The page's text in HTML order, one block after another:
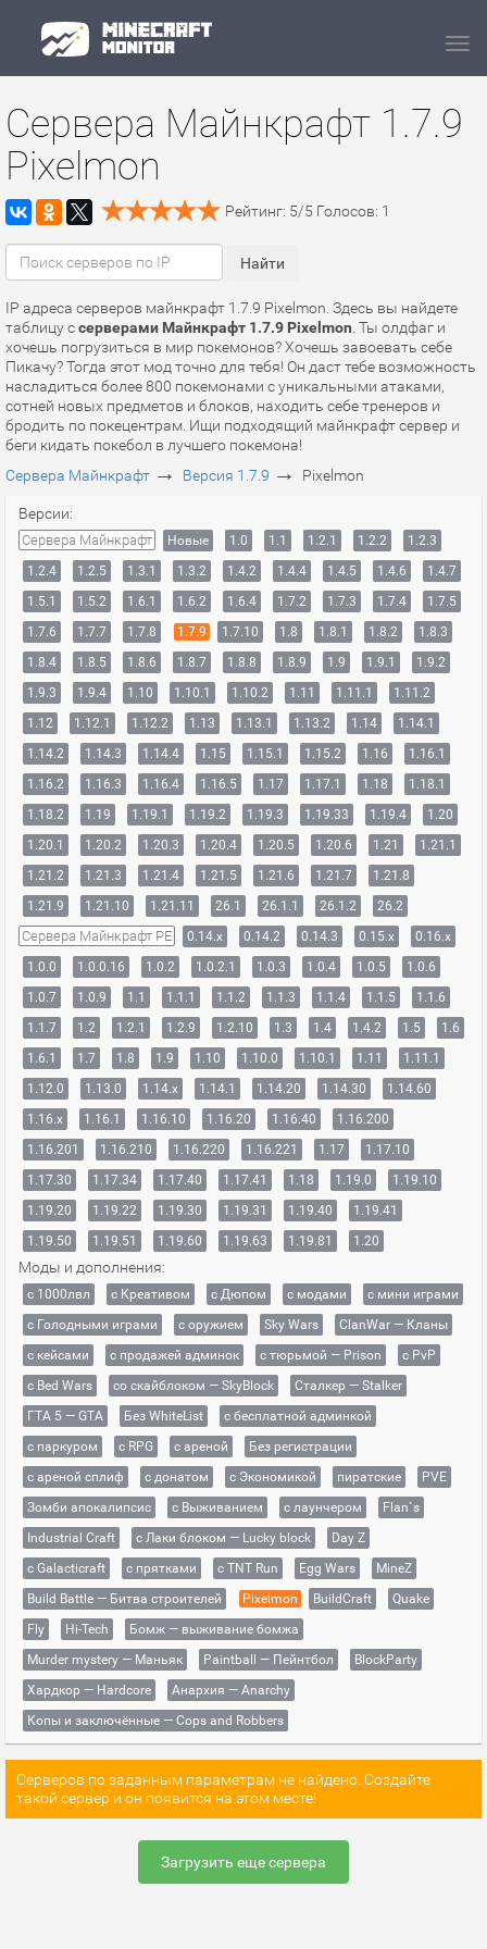
Сервера Майнкрафт 1.7.9
Pixelmon
Рейтинг: 5/5 Голосов: 1
IP адреса серверов майнкрафт 1.7.9 Pixelmon. Здесь вы найдете
таблицу ссерверами Майнкрафт 1.7.9 Pixelmon . Ты олдфаг и
хочешь погрузиться в мир покемонов? Хочешь завоевать себе
Пикачу? Тогда этот мод точно для тебя! Он даст тебе возможность
насладиться более 800 покемонами с уникальными атаками,
сотней новых предметов и блоков, находить себе тренеров и
бродить по покецентрам. Ищи подходящий майнкрафт сервер и
беги кидать покебол в лучшего покемона!
Сервера Майнкрафт → Версия 1.7.9 → Pixelmon
Версии:
Сервера Майнкрафт Новые 1.0 1.1 1.2.1 1.2.2
1.2.3
1.2.4
1.2.5 1.3.1 1.3.2 1.4.2 1.4.4 1.4.5 1.4.6
1.4.7
1.5.1
1.5.2 1.6.1 1.6.2 1.6.4 1.7.2 1.7.3 1.7.4
1.7.5
1.7.6
1.7.7 1.7.8 1.7.9 1.7.10 1.8 1.8.1 1.8.2
1.8.3
1.8.4
1.8.5 1.8.6 1.8.7 1.8.8 1.8.9 1.9 1.9.1
1.9.2
1.9.3
1.9.4 1.10 1.10.1 1.10.2 1.11 1.11.1
1.11.2
1.12
1.12.1 1.12.2 1.13 1.13.1 1.13.2 1.14
1.14.1
1.14.2
1.14.3 1.14.4 1.15 1.15.1 1.15.2 1.16
1.16.1
1.16.2
1.16.3 1.16.4 1.16.5 1.17 1.17.1 1.18
1.18.1
1.18.2
1.19 1.19.1 1.19.2 1.19.3 1.19.33 1.19.4
1.20
1.20.1
1.20.2 1.20.3 1.20.4 1.20.5 1.20.6 1.21
1.21.1
1.21.2
1.21.3 1.21.4 1.21.5 1.21.6 1.21.7
1.21.8
1.21.9
1.21.10 1.21.11 26.1 26.1.1 26.1.2 26.2
Сервера Майнкрафт PE 0.14.x 0.14.2 0.14.3 0.15.x
0.16.x
1.0.0
1.0.0.16 1.0.2 1.0.2.1 1.0.3 1.0.4 1.0.5
1.0.6
1.0.7
1.0.9 1.1 1.1.1 1.1.2 1.1.3 1.1.4 1.1.5
1.1.6
1.1.7
1.2 1.2.1 1.2.9 1.2.10 1.3 1.4 1.4.2 1.5
1.6
1.6.1
1.7 1.8 1.9 1.10 1.10.0 1.10.1 1.11
1.11.1
1.12.0
1.13.0 1.14.x 1.14.1 1.14.20 1.14.30
1.14.60
1.16.x
1.16.1 1.16.10 1.16.20 1.16.40
1.16.200
1.16.201
1.16.210 1.16.220 1.16.221 1.17
1.17.10
1.17.30
1.17.34 1.17.40 1.17.41 1.18 1.19.0
1.19.10
1.19.20
1.19.22 1.19.30 1.19.31 1.19.40
1.19.41
1.19.50
1.19.51 1.19.60 1.19.63 1.19.81 1.20
Моды и дополнения:
с 1000лвл c Креативом с Дюпом с модами
с мини играми
с Голодными играми
с оружием Sky Wars
ClanWar — Кланы
с кейсами
с продажей админок с тюрьмой — Prison
с PvP
с Bed Wars
со скайблоком — SkyBlock
Сталкер — Stalker
ГТА 5 — GTA
Без WhiteList
с бесплатной админкой
с паркуром
с RPG с ареной
Без регистрации
с ареной сплиф
с донатом с Экономикой пиратские
PVE
Зомби апокалипсис
с Выживанием с лаунчером
Flan`s
Industrial Craft
с Лаки блоком — Lucky block
Day Z
с Galacticraft
с прятками с TNT Run Egg Wars
MineZ
Build Battle — Битва строителей
Pixelmon BuildCraft
Quake
Fly
Hi-Tech
Бомж — выживание бомжа
Murder mystery — Маньяк
Paintball — Пейнтбол
BlockParty
Хардкор — Hardcore
Анархия — Anarchy
Копы и заключённые — Cops and Robbers
Серверов по заданным параметрам не найдено. Создайте
такой сервер и он появится на этом месте!
Загрузить еще сервера